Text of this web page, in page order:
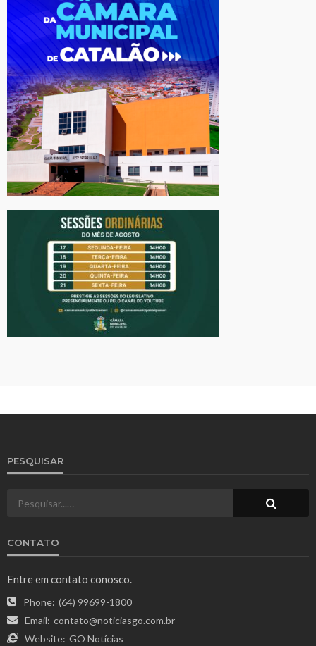
PESQUISAR
CONTATO
Entre em contato conosco.
Phone: (64) 99699-1800
Email: contato@noticiasgo.com.br
Website: GO Notícias